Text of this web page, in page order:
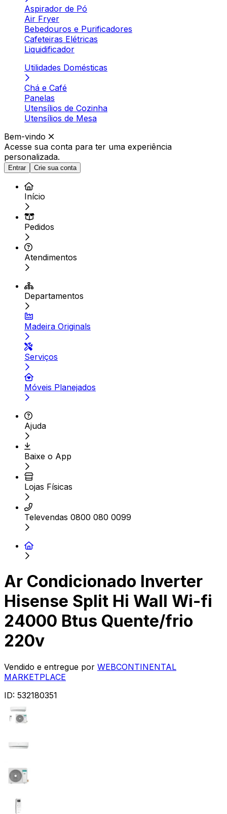
Aspirador de Pó
Air Fryer
Bebedouros e Purificadores
Cafeteiras Elétricas
Liquidificador
Utilidades Domésticas
Chá e Café
Panelas
Utensílios de Cozinha
Utensílios de Mesa
Bem-vindo
Acesse sua conta para ter uma experiência
personalizada.
Entrar Crie sua conta
Início
Pedidos
Atendimentos
Departamentos
Madeira Originals
Serviços
Móveis Planejados
Ajuda
Baixe o App
Lojas Físicas
Televendas 0800 080 0099
Ar Condicionado Inverter
Hisense Split Hi Wall Wi-fi
24000 Btus Quente/frio
220v
Vendido e entregue por WEBCONTINENTAL
MARKETPLACE
ID: 532180351